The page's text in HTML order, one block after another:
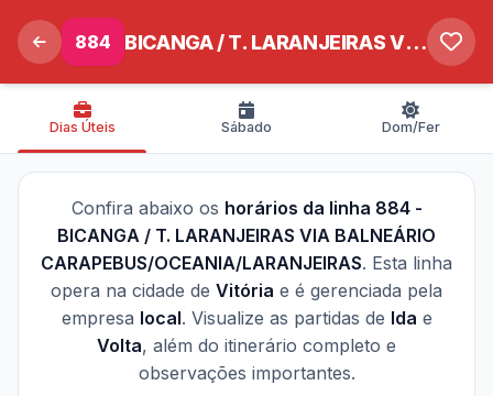
884 BICANGA / T. LARANJEIRAS VIA BALNEÁRIO CARAPEBUS/OCEANIA/LARANJEIRAS
Dias Úteis Sábado Dom/Fer
Confira abaixo os horários da linha 884 -
BICANGA / T. LARANJEIRAS VIA BALNEÁRIO
CARAPEBUS/OCEANIA/LARANJEIRAS. Esta linha
opera na cidade de Vitória e é gerenciada pela
empresa local. Visualize as partidas de Ida e
Volta, além do itinerário completo e
observações importantes.